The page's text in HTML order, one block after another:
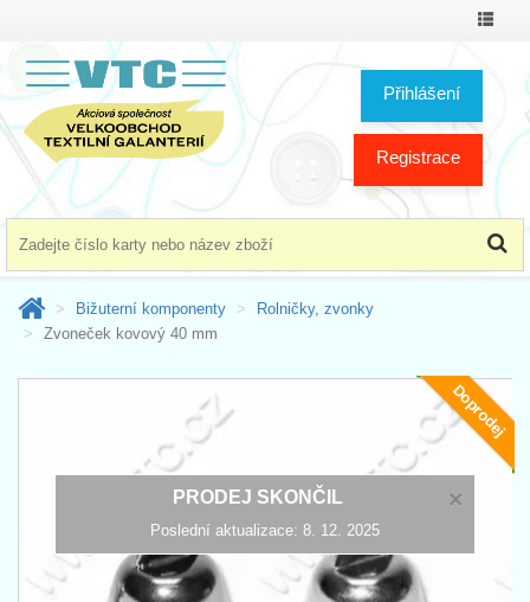
Přihlášení
Registrace
Bižuterní komponenty
Rolničky, zvonky
Zvoneček kovový 40 mm
Doprodej
×
PRODEJ SKONČIL
Poslední aktualizace: 8. 12. 2025